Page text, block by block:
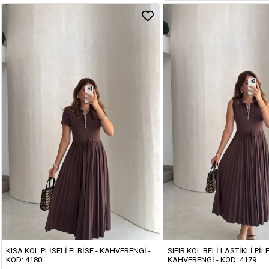
KISA KOL PLISELI ELBISE - KAHVERENGI -
KOD: 4180
SIFIR KOL BELI LASTIKLI
KAHVERENGI - KOD: 4179